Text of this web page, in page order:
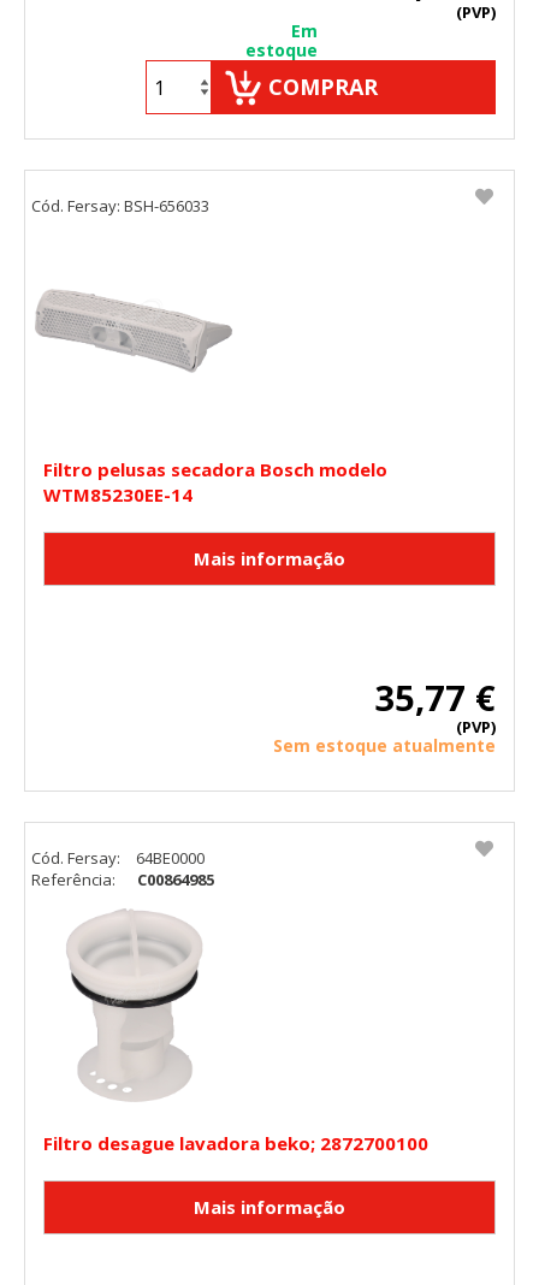
(PVP)
Em
estoque
COMPRAR
Filtro pelusas secadora Bosch modelo
WTM85230EE-14
35,77 €
(PVP)
Sem estoque atualmente
Cód. Fersay: BSH-656033
Filtro desague lavadora beko; 2872700100
Cód. Fersay:
64BE0000
Referência:
C00864985